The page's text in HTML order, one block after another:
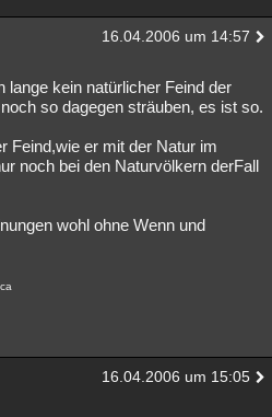
16.04.2006 um 14:57
kein natürlicher Feind der
so dagegen sträuben, es ist so.
Feind,wie er mit der Natur im
noch bei den Naturvölkern derFall
wohl ohne Wenn und
16.04.2006 um 15:05